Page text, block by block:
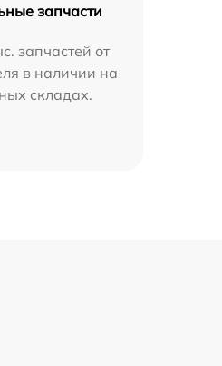
запчасти
запчастей от
в наличии на
складах.